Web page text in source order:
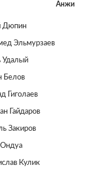
Анжи
Дюпин
Эльмурзаев
Удалый
Белов
Гиголаев
Гайдаров
Закиров
Ондуа
Кулик